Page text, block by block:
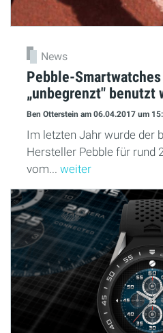
News
Pebble-
„unbegrenzt" benutzt
Ben Otterstein am 06.04.2017 um
Im letzten Jahr wurde der
Hersteller Pebble für rund
vom... weiter